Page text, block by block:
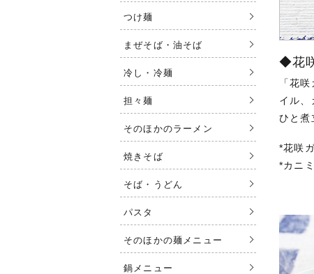
◆花
「花
イル、
ひと煮
*花咲
*カニ
つけ麺
まぜそば・油そば
冷し・冷麺
担々麺
そのほかのラーメン
焼きそば
そば・うどん
パスタ
そのほかの麺メニュー
鍋メニュー